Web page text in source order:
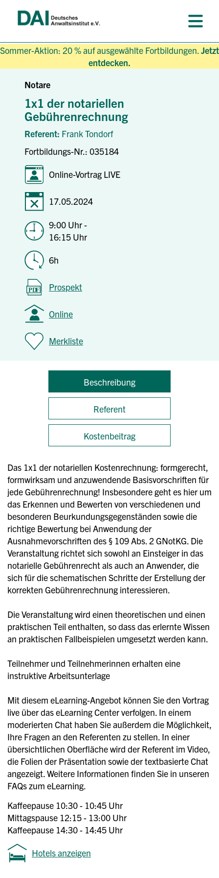
Sommer-Aktion: 20 % auf ausgewählte Fortbildungen.Jetzt
entdecken.
Notare
1x1 der notariellen
Gebührenrechnung
Referent: Frank Tondorf
Fortbildungs-Nr.: 035184
Online-Vortrag LIVE
17.05.2024
9:00 Uhr -
16:15 Uhr
6h
Prospekt
Online
Merkliste
Beschreibung
Referent
Kostenbeitrag
Das 1x1 der notariellen Kostenrechnung: formgerecht,
formwirksam und anzuwendende Basisvorschriften für
jede Gebührenrechnung! Insbesondere geht es hier um
das Erkennen und Bewerten von verschiedenen und
besonderen Beurkundungsgegenständen sowie die
richtige Bewertung bei Anwendung der
Ausnahmevorschriften des § 109 Abs. 2 GNotKG. Die
Veranstaltung richtet sich sowohl an Einsteiger in das
notarielle Gebührenrecht als auch an Anwender, die
sich für die schematischen Schritte der Erstellung der
korrekten Gebührenrechnung interessieren.
Die Veranstaltung wird einen theoretischen und einen
praktischen Teil enthalten, so dass das erlernte Wissen
an praktischen Fallbeispielen umgesetzt werden kann.
Teilnehmer und Teilnehmerinnen erhalten eine
instruktive Arbeitsunterlage
Mit diesem eLearning-Angebot können Sie den Vortrag
live über das eLearning Center verfolgen. In einem
moderierten Chat haben Sie außerdem die Möglichkeit,
Ihre Fragen an den Referenten zu stellen. In einer
übersichtlichen Oberfläche wird der Referent im Video,
die Folien der Präsentation sowie der textbasierte Chat
angezeigt. Weitere Informationen finden Sie in unseren
FAQs zum eLearning.
Kaffeepause 10:30 - 10:45 Uhr
Mittagspause 12:15 - 13:00 Uhr
Kaffeepause 14:30 - 14:45 Uhr
Hotels anzeigen